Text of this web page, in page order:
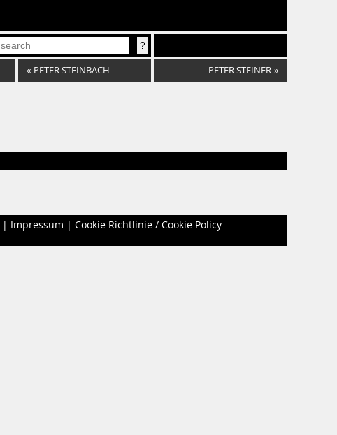
« PETER STEINBACH PETER STEINER »
| Impressum | Cookie Richtlinie / Cookie Policy